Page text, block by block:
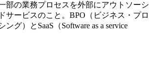
部の業務プロセスを外部にアウトソーシ
サービスのこと。BPO（ビジネス・プロ
グ）とSaaS（Software as a service